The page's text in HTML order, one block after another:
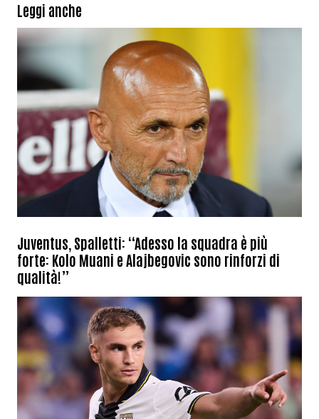
Leggi anche
Juventus, Spalletti: “Adesso la squadra è più
forte: Kolo Muani e Alajbegovic sono rinforzi di
qualità!”